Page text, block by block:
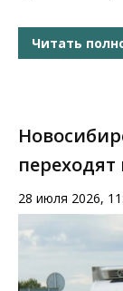
Читать
28 июля 2026,